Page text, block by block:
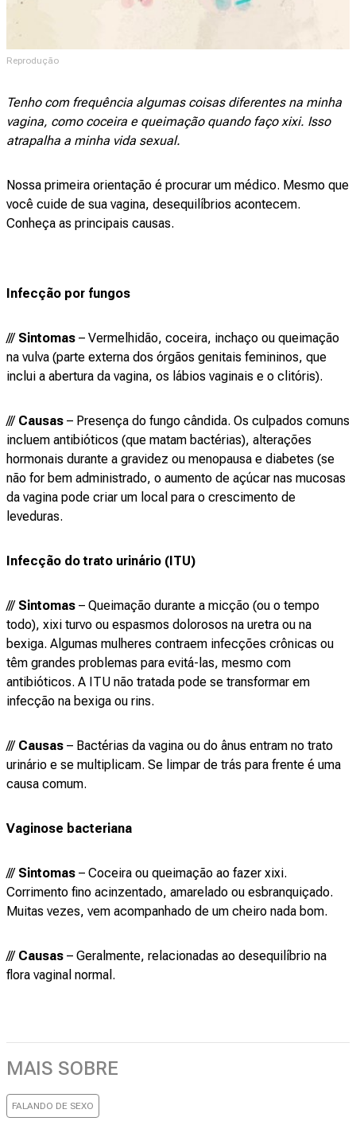
Reprodução
Tenho com frequência algumas coisas diferentes na minha
vagina, como coceira e queimação quando faço xixi. Isso
atrapalha a minha vida sexual.
Nossa primeira orientação é procurar um médico. Mesmo que
você cuide de sua vagina, desequilíbrios acontecem.
Conheça as principais causas.
Infecção por fungos
/// Sintomas – Vermelhidão, coceira, inchaço ou queimação
na vulva (parte externa dos órgãos genitais femininos, que
inclui a abertura da vagina, os lábios vaginais e o clitóris).
/// Causas – Presença do fungo cândida. Os culpados comuns
incluem antibióticos (que matam bactérias), alterações
hormonais durante a gravidez ou menopausa e diabetes (se
não for bem administrado, o aumento de açúcar nas mucosas
da vagina pode criar um local para o crescimento de
leveduras.
Infecção do trato urinário (ITU)
/// Sintomas – Queimação durante a micção (ou o tempo
todo), xixi turvo ou espasmos dolorosos na uretra ou na
bexiga. Algumas mulheres contraem infecções crônicas ou
têm grandes problemas para evitá-las, mesmo com
antibióticos. A ITU não tratada pode se transformar em
infecção na bexiga ou rins.
/// Causas – Bactérias da vagina ou do ânus entram no trato
urinário e se multiplicam. Se limpar de trás para frente é uma
causa comum.
Vaginose bacteriana
/// Sintomas – Coceira ou queimação ao fazer xixi.
Corrimento fino acinzentado, amarelado ou esbranquiçado.
Muitas vezes, vem acompanhado de um cheiro nada bom.
/// Causas – Geralmente, relacionadas ao desequilíbrio na
flora vaginal normal.
MAIS SOBRE
FALANDO DE SEXO